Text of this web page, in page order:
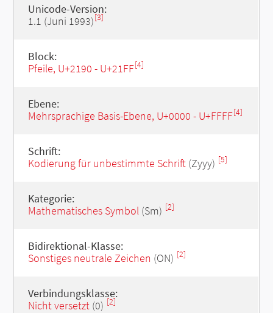
Unicode-Version:
1.1 (Juni 1993)[3]
Block:
Pfeile, U+2190 - U+21FF[4]
Ebene:
Mehrsprachige Basis-Ebene, U+0000 - U+FFFF[4]
Schrift:
Kodierung für unbestimmte Schrift(Zyyy) [5]
Kategorie:
Mathematisches Symbol(Sm) [2]
Bidirektional-Klasse:
Sonstiges neutrale Zeichen (ON) [2]
Verbindungsklasse:
Nicht versetzt(0) [2]